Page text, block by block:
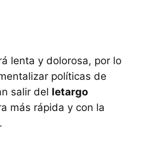
lenta y dolorosa, por lo
políticas de
salir del letargo
más rápida y con la